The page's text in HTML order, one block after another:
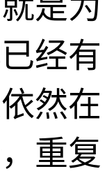
经有
然在
重复